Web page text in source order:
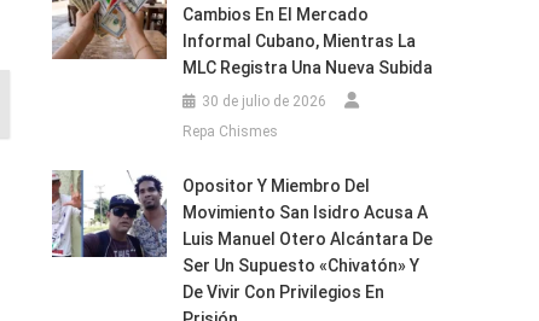
Cambios En El Mercado
Informal Cubano, Mientras La
MLC Registra Una Nueva Subida
30 de julio de 2026
Repa Chismes
Opositor Y Miembro Del
Movimiento San Isidro Acusa A
Luis Manuel Otero Alcántara De
Ser Un Supuesto «chivatón» Y
De Vivir Con Privilegios En